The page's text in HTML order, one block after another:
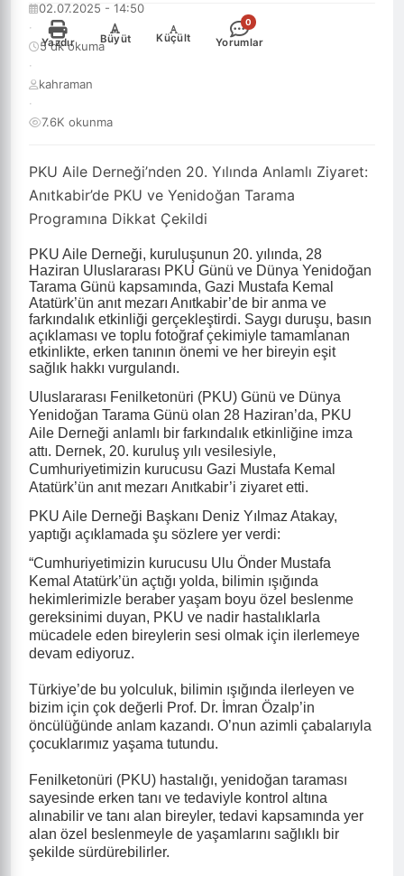
PKU Aile Derneği’nden 20. Yılında Anlamlı Ziyaret:
Anıtkabir’de PKU ve Yenidoğan Tarama
Programına Dikkat Çekildi
02.07.2025 - 14:50
·
5 dk okuma
·
kahraman
·
7.6K okunma
Yazdır
+
Büyüt
-
Küçült
0
Yorumlar
PKU Aile Derneği, kuruluşunun 20. yılında, 28
Haziran Uluslararası PKU Günü ve Dünya Yenidoğan
Tarama Günü kapsamında, Gazi Mustafa Kemal
Atatürk’ün anıt mezarı Anıtkabir’de bir anma ve
farkındalık etkinliği gerçekleştirdi. Saygı duruşu, basın
açıklaması ve toplu fotoğraf çekimiyle tamamlanan
etkinlikte, erken tanının önemi ve her bireyin eşit
sağlık hakkı vurgulandı.
Uluslararası Fenilketonüri (PKU) Günü ve Dünya
Yenidoğan Tarama Günü olan 28 Haziran’da, PKU
Aile Derneği anlamlı bir farkındalık etkinliğine imza
attı. Dernek, 20. kuruluş yılı vesilesiyle,
Cumhuriyetimizin kurucusu Gazi Mustafa Kemal
Atatürk’ün anıt mezarı Anıtkabir’i ziyaret etti.
PKU Aile Derneği Başkanı Deniz Yılmaz Atakay,
yaptığı açıklamada şu sözlere yer verdi:
“Cumhuriyetimizin kurucusu Ulu Önder Mustafa
Kemal Atatürk’ün açtığı yolda, bilimin ışığında
hekimlerimizle beraber yaşam boyu özel beslenme
gereksinimi duyan, PKU ve nadir hastalıklarla
mücadele eden bireylerin sesi olmak için ilerlemeye
devam ediyoruz.
Türkiye’de bu yolculuk, bilimin ışığında ilerleyen ve
bizim için çok değerli Prof. Dr. İmran Özalp’in
öncülüğünde anlam kazandı. O’nun azimli çabalarıyla
çocuklarımız yaşama tutundu.
Fenilketonüri (PKU) hastalığı, yenidoğan taraması
sayesinde erken tanı ve tedaviyle kontrol altına
alınabilir ve tanı alan bireyler, tedavi kapsamında yer
alan özel beslenmeyle de yaşamlarını sağlıklı bir
şekilde sürdürebilirler.